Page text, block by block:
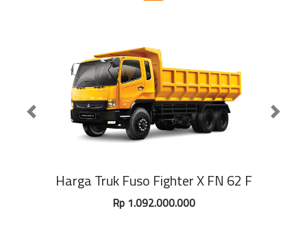
Harga Truk Fuso Fighter X FN 62 F
Rp 1.092.000.000
Previous Next